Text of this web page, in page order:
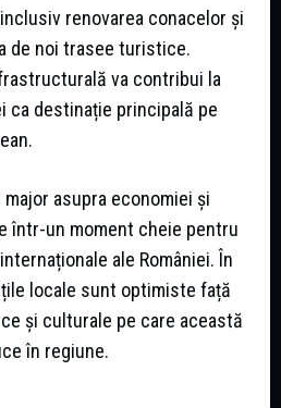
renovarea conacelor și
de noi trasee turistice.
va contribui la
ca destinație principală pe
asupra economiei și
într-un moment cheie pentru
ale României. În
locale sunt optimiste față
și culturale pe care această
în regiune.